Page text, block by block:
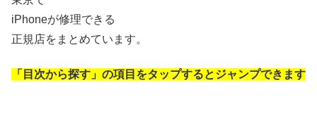
iPhoneが修理できる
正規店をまとめています。
「目次から探す」の項目をタップするとジャンプできます